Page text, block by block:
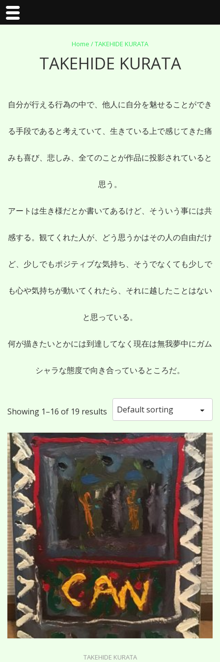
Home / TAKEHIDE KURATA
TAKEHIDE KURATA
自分が行える行為の中で、他人に自分を魅せることができ
る手段であると考えていて、生きている上で感じてきた痛
みも喜び、悲しみ、全てのことが作品に投影されていると
思う。
アートは生き様だとか書いてあるけど、そういう事には共
感する。観てくれた人が、どう思うかはその人の自由だけ
ど、少しでもポジティブな気持ち、そうでなくても少しで
も心や気持ちが動いてくれたら、それに越したことはない
と思っている。
何が描きたいとかには到達してなく現在は無我夢中にガム
シャラな態度で向き合っているところだ。
Showing 1–16 of 19 results
TAKEHIDE KURATA